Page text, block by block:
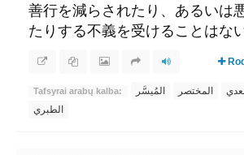
善行を減らされたり、あるいは
たりする不義を受けることはない
Tafsyrai arabų kalba: المُيسَّر المختصر
الطبري